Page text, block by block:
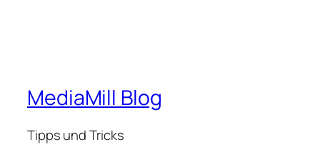
MediaMill Blog
Tipps und Tricks